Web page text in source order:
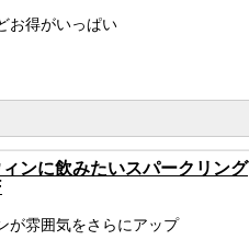
お得がいっぱい
ンに飲みたいスパークリング
が雰囲気をさらにアップ